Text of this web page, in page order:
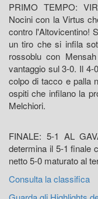
PRIMO TEMPO:
Nocini con la Virtus
contro l'Altovicentino!
un tiro che si infila
rossoblu con
vantaggio sul 3-0. Il 4-
colpo di tacco e palla
ospiti che infilano la
Melchiori.
FINALE: 5-1 AL
determina il 5-1 finale
netto 5-0 maturato al
Consulta la classifica